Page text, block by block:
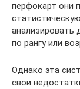
перфокарт они
анализировать
по рангу или
Однако эта
свои